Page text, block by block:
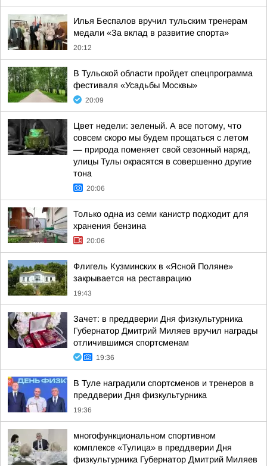
Илья Беспалов вручил тульским тренерам
медали «За вклад в развитие спорта»
20:12
В Тульской области пройдет спецпрограмма
фестиваля «Усадьбы Москвы»
20:09
Цвет недели: зеленый. А все потому, что
совсем скоро мы будем прощаться с летом
— природа поменяет свой сезонный наряд,
улицы Тулы окрасятся в совершенно другие
тона
20:06
Только одна из семи канистр подходит для
хранения бензина
20:06
Флигель Кузминских в «Ясной Поляне»
закрывается на реставрацию
19:43
Зачет: в преддверии Дня физкультурника
Губернатор Дмитрий Миляев вручил награды
отличившимся спортсменам
19:36
В Туле наградили спортсменов и тренеров в
преддверии Дня физкультурника
19:36
многофункциональном спортивном
комплексе «Тулица» в преддверии Дня
физкультурника Губернатор Дмитрий Миляев